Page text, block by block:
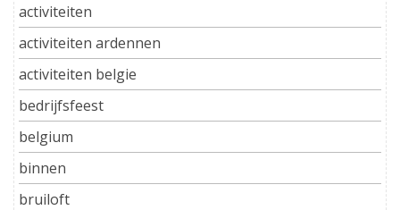
activiteiten
activiteiten ardennen
activiteiten belgie
bedrijfsfeest
belgium
binnen
bruiloft